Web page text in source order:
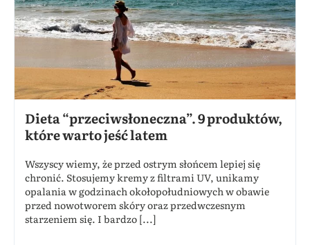
Dieta “przeciwsłoneczna”. 9 produktów,
które warto jeść latem
Wszyscy wiemy, że przed ostrym słońcem lepiej się
chronić. Stosujemy kremy z filtrami UV, unikamy
opalania w godzinach okołopołudniowych w obawie
przed nowotworem skóry oraz przedwczesnym
starzeniem się. I bardzo [...]